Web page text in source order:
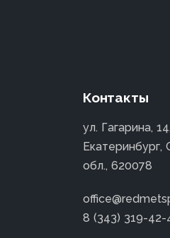
Контакты
ул. Гагарина,
Екатеринбург,
обл., 620078
8 (343) 319-42-